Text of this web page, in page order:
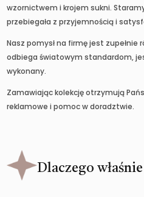
wzornictwem i krojem sukni.
przebiegała z przyjemnością i
Nasz pomysł na firmę jest zupełnie
odbiega światowym standardom,
wykonany.
Zamawiając kolekcję otrzymują
reklamowe i pomoc w doradztwie.
Dlaczego właśnie